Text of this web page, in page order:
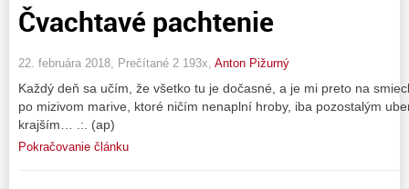
Čvachtavé pachtenie
22. februára 2018, Prečítané 2 193x, Anton Pižurný
Každý deň sa učím, že všetko tu je dočasné, a je mi preto na
po mizivom marive, ktoré ničím nenaplní hroby, iba pozostalým
krajším… .:. (ap)
Pokračovanie článku